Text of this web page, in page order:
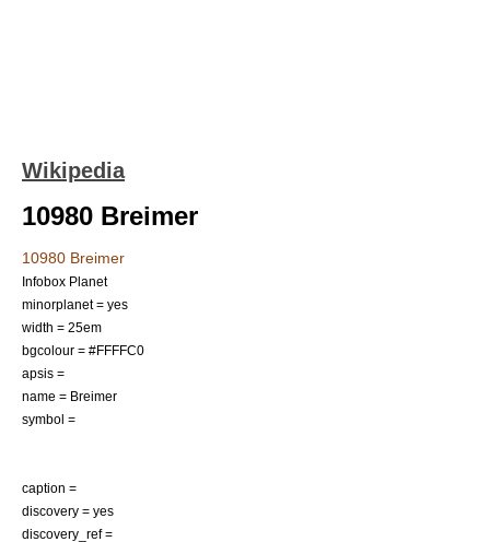
Wikipedia
10980 Breimer
10980 Breimer
Infobox Planet
minorplanet = yes
width = 25em
bgcolour = #FFFFC0
apsis =
name = Breimer
symbol =
caption =
discovery = yes
discovery_ref =